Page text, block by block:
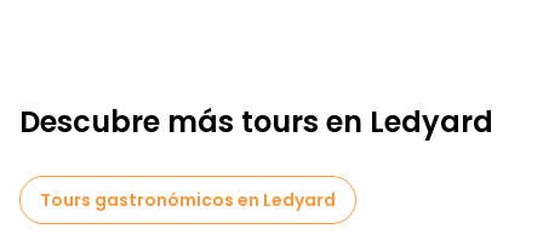
Descubre más tours en Ledyard
Tours gastronómicos en Ledyard